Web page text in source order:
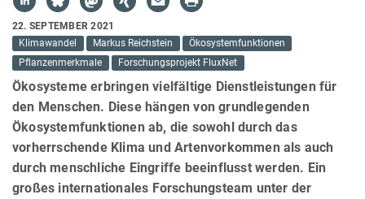
22. SEPTEMBER 2021
Klimawandel
Markus Reichstein
Ökosystemfunktionen
Pflanzenmerkmale
Forschungsprojekt FluxNet
Ökosysteme erbringen vielfältige Dienstleistungen für
den Menschen. Diese hängen von grundlegenden
Ökosystemfunktionen ab, die sowohl durch das
vorherrschende Klima und Artenvorkommen als auch
durch menschliche Eingriffe beeinflusst werden. Ein
großes internationales Forschungsteam unter der